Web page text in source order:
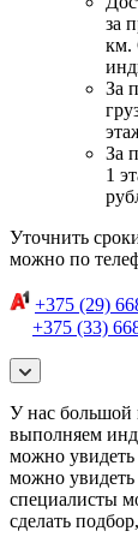
за
км.
За
За
1
Уточнить
можно по
+375 (29)
+375 (33)
У нас большой
выполняем
можно
можно
специалисты
сделать